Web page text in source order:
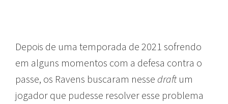
Depois de uma temporada de 2021 sofrendo
em alguns momentos com a defesa contra o
passe, os Ravens buscaram nesse draftum
jogador que pudesse resolver esse problema